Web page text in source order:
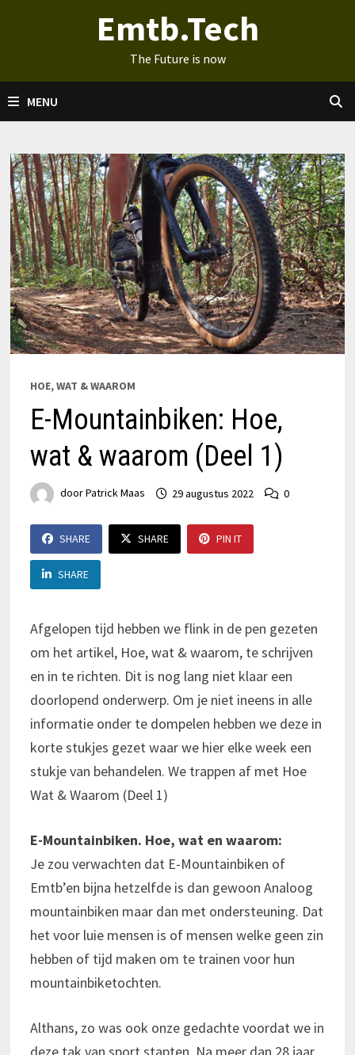
Emtb.Tech
The Future is now
MENU
HOE, WAT & WAAROM
E-Mountainbiken: Hoe,
wat & waarom (Deel 1)
doorPatrick Maas 29 augustus 2022 0
SHARE SHARE PIN IT
SHARE
Afgelopen tijd hebben we flink in de pen gezeten
om het artikel, Hoe, wat & waarom, te schrijven
en in te richten. Dit is nog lang niet klaar een
doorlopend onderwerp. Om je niet ineens in alle
informatie onder te dompelen hebben we deze in
korte stukjes gezet waar we hier elke week een
stukje van behandelen. We trappen af met Hoe
Wat & Waarom (Deel 1)
E-Mountainbiken. Hoe, wat en waarom:
Je zou verwachten dat E-Mountainbiken of
Emtb’en bijna hetzelfde is dan gewoon Analoog
mountainbiken maar dan met ondersteuning. Dat
het voor luie mensen is of mensen welke geen zin
hebben of tijd maken om te trainen voor hun
mountainbiketochten.
Althans, zo was ook onze gedachte voordat we in